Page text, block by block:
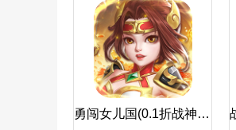
勇闯女儿国(0.1折战神西游)